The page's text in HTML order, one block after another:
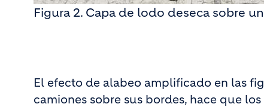
Figura 2. Capa de lodo deseca sobre
El efecto de alabeo amplificado en las
camiones sobre sus bordes, hace que